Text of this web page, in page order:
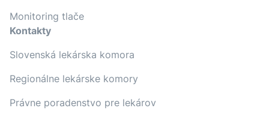
Monitoring tlače
Kontakty
Slovenská lekárska komora
Regionálne lekárske komory
Právne poradenstvo pre lekárov